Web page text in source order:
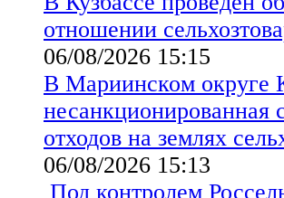
отношении
06/08/2026 15:15
В Мариинском округе
несанкционированная
отходов на землях
06/08/2026 15:13
Под контролем